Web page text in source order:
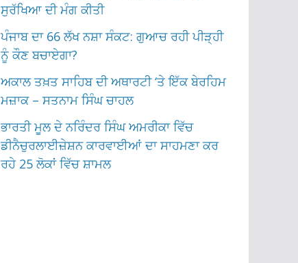
ਸੁਰੱਖਿਆ ਦੀ ਮੰਗ ਕੀਤੀ
ਪੰਜਾਬ ਦਾ 66 ਲੱਖ ਨਸ਼ਾ ਸੰਕਟ: ਗੁਆਚ ਰਹੀ ਪੀੜ੍ਹੀ
ਨੂੰ ਕੌਣ ਬਚਾਏਗਾ?
ਅਕਾਲ ਤਖ਼ਤ ਸਾਹਿਬ ਦੀ ਅਥਾਰਟੀ ‘ਤੇ ਇੱਕ ਬੇਰਹਿਮ
ਮਜ਼ਾਕ – ਸਤਨਾਮ ਸਿੰਘ ਚਾਹਲ
ਭਾਰਤੀ ਮੂਲ ਦੇ ਨਰਿੰਦਰ ਸਿੰਘ ਅਮਰੀਕਾ ਵਿੱਚ
ਡੀਨੈਚੁਰਲਾਈਜ਼ੇਸ਼ਨ ਕਾਰਵਾਈਆਂ ਦਾ ਸਾਹਮਣਾ ਕਰ
ਰਹੇ 25 ਲੋਕਾਂ ਵਿੱਚ ਸ਼ਾਮਲ